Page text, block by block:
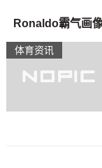
体育资讯
Ronaldo霸气画